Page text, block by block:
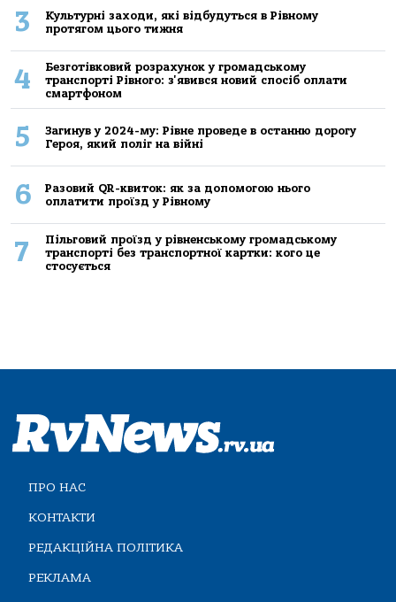
3
Культурні заходи, які відбудуться в Рівному
протягом цього тижня
4
Безготівковий розрахунок у громадському
транспорті Рівного: з'явився новий спосіб оплати
смартфоном
5
Загинув у 2024-му: Рівне проведе в останню дорогу
Героя, який поліг на війні
6
Разовий QR-квиток: як за допомогою нього
оплатити проїзд у Рівному
7
Пільговий проїзд у рівненському громадському
транспорті без транспортної картки: кого це
стосується
ПРО НАС
КОНТАКТИ
РЕДАКЦІЙНА ПОЛІТИКА
РЕКЛАМА